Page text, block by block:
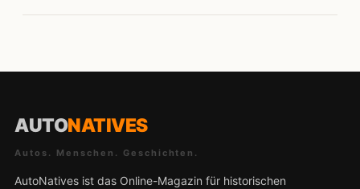
AUTONATIVES
Autos. Menschen. Geschichten.
AutoNatives ist das Online-Magazin für historischen